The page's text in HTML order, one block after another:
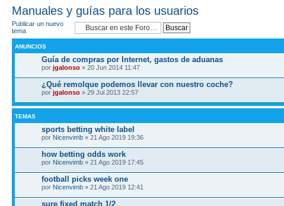
Manuales y guías para los usuarios
Publicar un nuevo
tema
ANUNCIOS
Guía de compras por Internet, gastos de aduanas
por jgalonso » 20 Jun 2014 11:47
¿Qué remolque podemos llevar con nuestro coche?
por jgalonso » 29 Jul 2013 22:57
TEMAS
sports betting white label
por Nicenvimb » 21 Ago 2019 19:36
how betting odds work
por Nicenvimb » 21 Ago 2019 17:45
football picks week one
por Nicenvimb » 21 Ago 2019 12:41
sure fixed match 1/2